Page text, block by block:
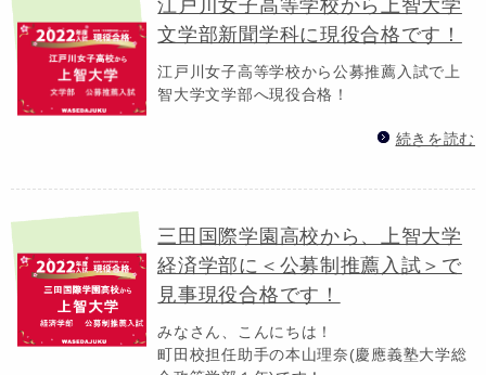
江戸川女子高等学校から上智大学
文学部新聞学科に現役合格です！
江戸川女子高等学校から公募推薦入試で上
智大学文学部へ現役合格！
続きを読む
三田国際学園高校から、上智大学
経済学部に＜公募制推薦入試＞で
見事現役合格です！
みなさん、こんにちは！
町田校担任助手の本山理奈(慶應義塾大学総